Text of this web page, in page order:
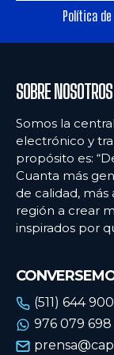
ARGENTINA
BOLIVIA
CHILE
COLOMBIA
ECUADOR
URUGUAY
VENEZUELA
ARGENTINA
BOLIVIA
CHILE
COLOMBIA
ECUADOR
URUGUAY
VENEZUELA
Política
SOBRE NOSOTROS
Somos la
electrónico y
propósito es:
Cuanta más
de calidad, más
región a crear
inspirados por
(511) 644
976 079 698